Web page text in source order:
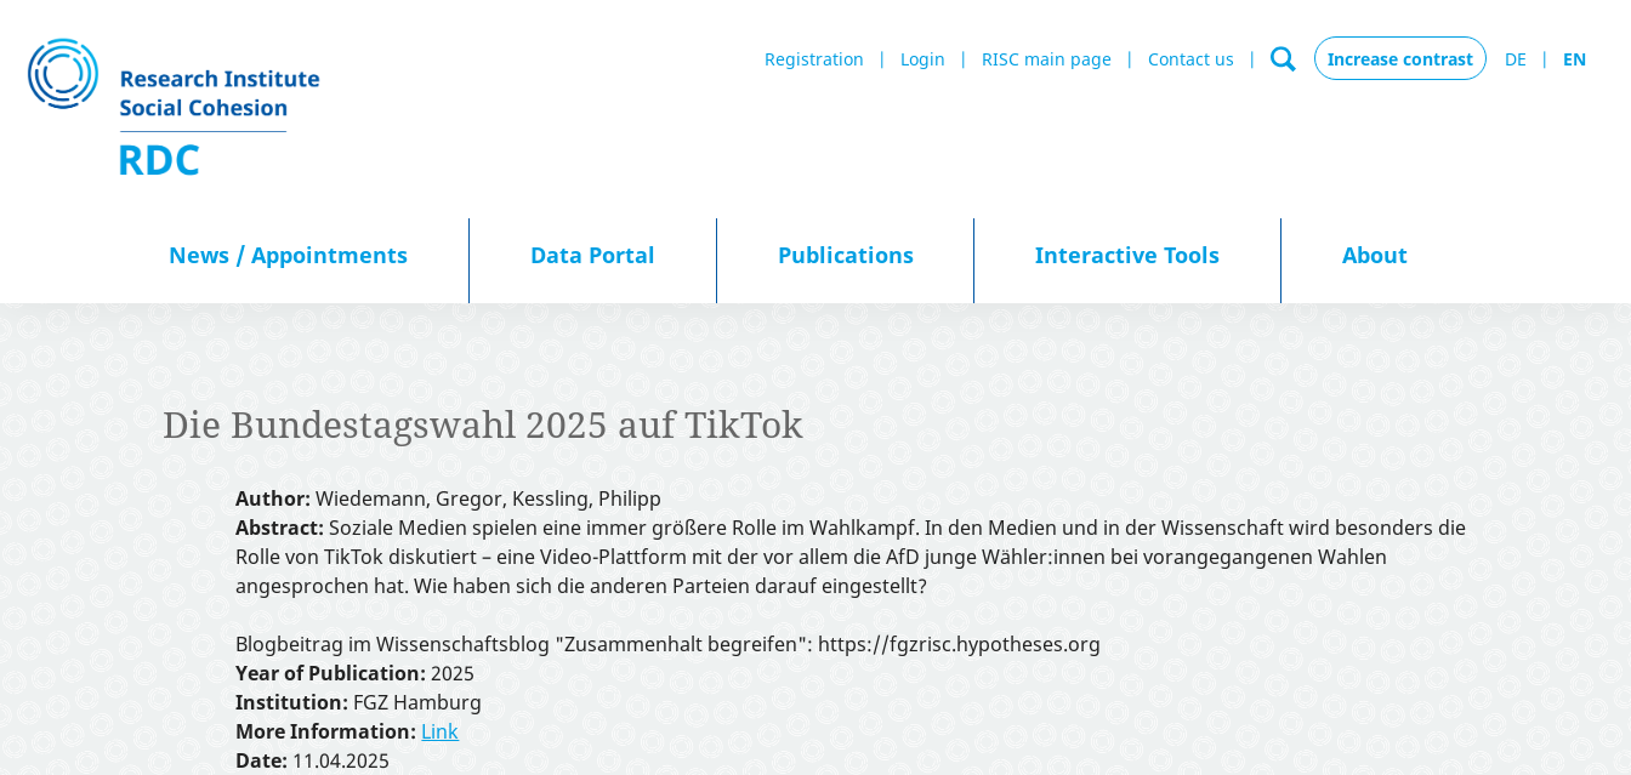
Registration Login RISC main page Contact us Increase contrast DE EN
News / Appointments Data Portal Publications Interactive Tools About
Die Bundestagswahl 2025 auf TikTok
Author: Wiedemann, Gregor, Kessling, Philipp
Abstract: Soziale Medien spielen eine immer größere Rolle im Wahlkampf. In den Medien und in der Wissenschaft wird besonders die
Rolle von TikTok diskutiert – eine Video-Plattform mit der vor allem die AfD junge Wähler:innen bei vorangegangenen Wahlen
angesprochen hat. Wie haben sich die anderen Parteien darauf eingestellt?
Blogbeitrag im Wissenschaftsblog "Zusammenhalt begreifen": https://fgzrisc.hypotheses.org
Year of Publication: 2025
Institution: FGZ Hamburg
More Information: Link
Date: 11.04.2025